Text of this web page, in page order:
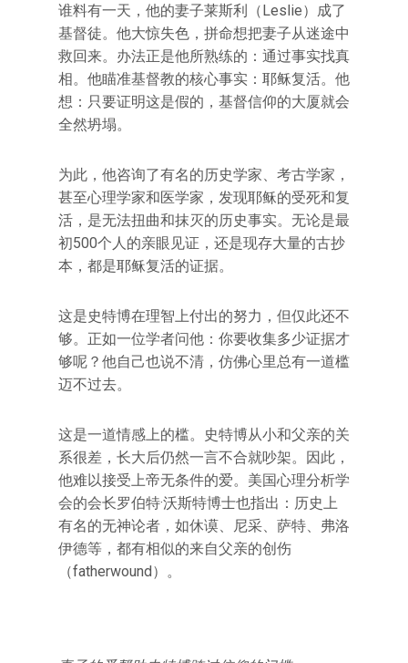
谁料有一天，他的妻子莱斯利（Leslie）成了
基督徒。他大惊失色，拼命想把妻子从迷途中
救回来。办法正是他所熟练的：通过事实找真
相。他瞄准基督教的核心事实：耶稣复活。他
想：只要证明这是假的，基督信仰的大厦就会
全然坍塌。
为此，他咨询了有名的历史学家、考古学家，
甚至心理学家和医学家，发现耶稣的受死和复
活，是无法扭曲和抹灭的历史事实。无论是最
初500个人的亲眼见证，还是现存大量的古抄
本，都是耶稣复活的证据。
这是史特博在理智上付出的努力，但仅此还不
够。正如一位学者问他：你要收集多少证据才
够呢？他自己也说不清，仿佛心里总有一道槛
迈不过去。
这是一道情感上的槛。史特博从小和父亲的关
系很差，长大后仍然一言不合就吵架。因此，
他难以接受上帝无条件的爱。美国心理分析学
会的会长罗伯特·沃斯特博士也指出：历史上
有名的无神论者，如休谟、尼采、萨特、弗洛
伊德等，都有相似的来自父亲的创伤
（fatherwound）。